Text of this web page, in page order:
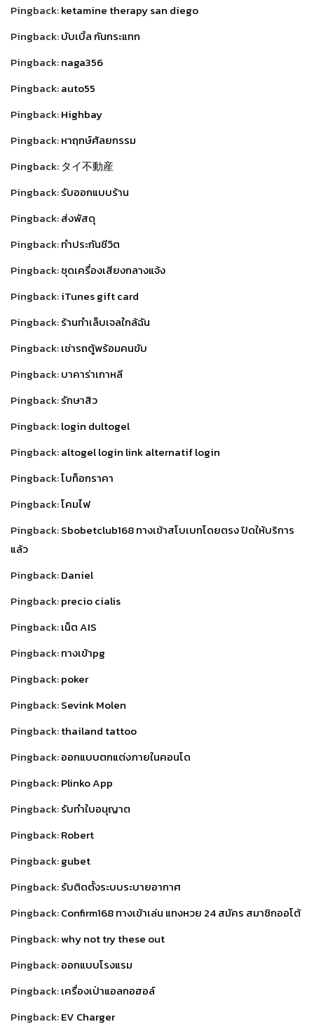
Pingback:ketamine therapy san diego
Pingback:บับเบิ้ล กันกระแทก
Pingback:naga356
Pingback:auto55
Pingback:Highbay
Pingback:หาฤกษ์ศัลยกรรม
Pingback: タイ不動産
Pingback:รับออกแบบร้าน
Pingback:ส่งพัสดุ
Pingback:ทำประกันชีวิต
Pingback:ชุดเครื่องเสียงกลางแจ้ง
Pingback:iTunes gift card
Pingback:ร้านทำเล็บเจลใกล้ฉัน
Pingback:เช่ารถตู้พร้อมคนขับ
Pingback:บาคาร่าเกาหลี
Pingback:รักษาสิว
Pingback:login dultogel
Pingback:altogel login link alternatif login
Pingback:โบท็อกราคา
Pingback:โคมไฟ
Pingback:Sbobetclub168 ทางเข้าสโบเบทโดยตรง ปิดให้บริการ
แล้ว
Pingback:Daniel
Pingback:precio cialis
Pingback:เน็ต AIS
Pingback:ทางเข้าpg
Pingback:poker
Pingback:Sevink Molen
Pingback:thailand tattoo
Pingback:ออกแบบตกแต่งภายในคอนโด
Pingback:Plinko App
Pingback:รับทำใบอนุญาต
Pingback:Robert
Pingback:gubet
Pingback:รับติดตั้งระบบระบายอากาศ
Pingback:Confirm168 ทางเข้าเล่น แทงหวย 24 สมัคร สมาชิกออโต้
Pingback:why not try these out
Pingback:ออกแบบโรงแรม
Pingback:เครื่องเป่าแอลกอฮอล์
Pingback:EV Charger